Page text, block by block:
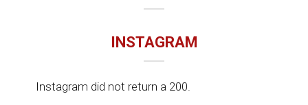
INSTAGRAM
Instagram did not return a 200.